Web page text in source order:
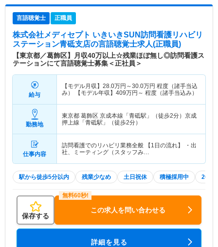
言語聴覚士 正職員
株式会社メディセプト いきいきSUN訪問看護リハビリ
ステーション青砥支店の言語聴覚士求人(正職員)
【東京都／葛飾区】月収40万以上☆残業ほぼ無し◎訪問看護ス
テーションにて言語聴覚士募集＜正社員＞
給与
【モデル月収】 28.0万円～30.0万円 程度（諸手当込
み） 【モデル年収】 409万円～ 程度（諸手当込み）
勤務地
東京都 葛飾区 京成本線「青砥駅」（徒歩2分）京成
押上線「青砥駅」（徒歩2分）
仕事内容
訪問看護でのリハビリ業務全般 【1日の流れ】 ・出
社、ミーティング（スタッフみ…
駅から徒歩5分以内 残業少なめ 土日祝休 積極採用中 2027
保存する
この求人を問い合わせる
詳細を見る